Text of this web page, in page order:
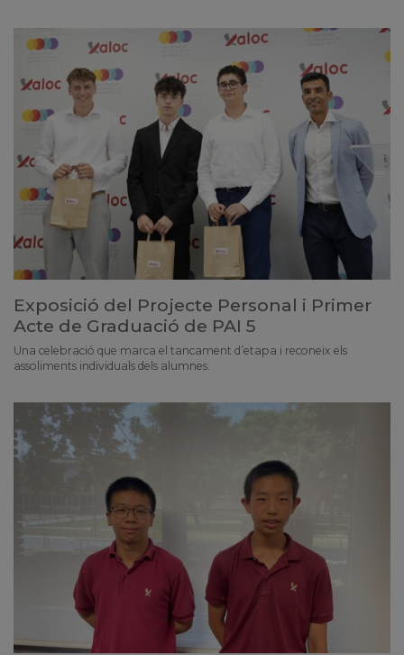
Exposició del Projecte Personal i Primer
Acte de Graduació de PAI 5
Una celebració que marca el tancament d’etapa i reconeix els
assoliments individuals dels alumnes.